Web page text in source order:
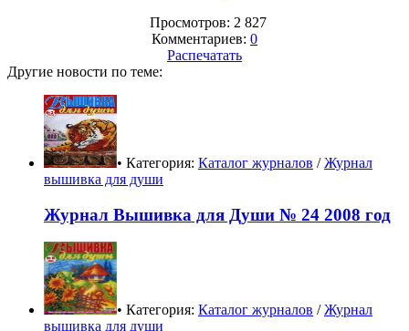
Просмотров: 2 827
Комментариев: 0
Распечатать
Другие новости по теме:
• Категория: Каталог журналов /Журнал
вышивка для души
Журнал Вышивка для Души № 24 2008 год
• Категория: Каталог журналов /Журнал
вышивка для души